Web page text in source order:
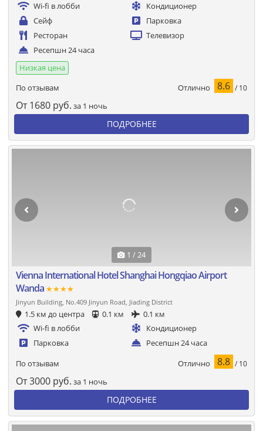
Wi-fi в лобби
Кондиционер
Сейф
Парковка
Ресторан
Телевизор
Ресепшн 24 часа
Низкая цена
По отзывам
Отлично 8.6 / 10
От 1680 руб. за 1 ночь
ПОДРОБНЕЕ
1 / 24
Vienna International Hotel Shanghai Hongqiao Airport
Wanda ★★★★
Jinyun Building, No.409 Jinyun Road, Jiading District
1.5 км до центра 0.1 км
0.1 км
Wi-fi в лобби
Кондиционер
Парковка
Ресепшн 24 часа
По отзывам Отлично 8.8 / 10
От3000 руб. за 1 ночь
ПОДРОБНЕЕ